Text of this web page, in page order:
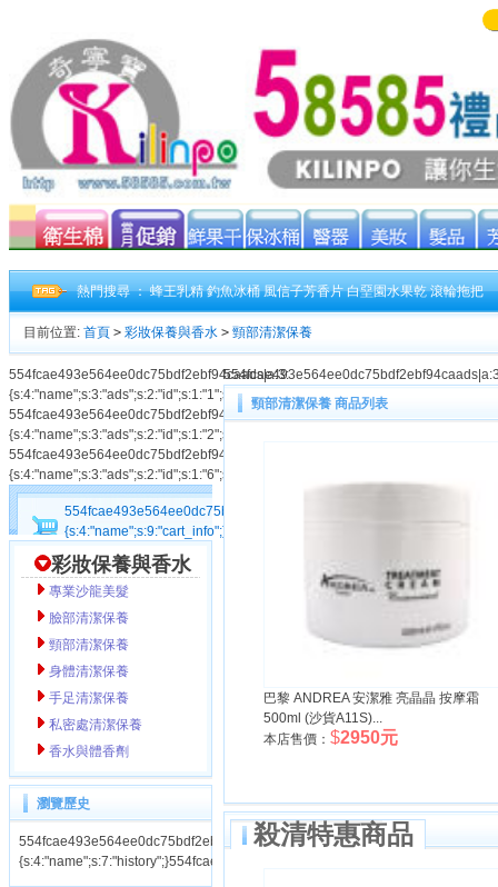
熱門搜尋 ：蜂王乳精 釣魚冰桶 風信子芳香片 白堊園水果乾 滾輪拖把
目前位置: 首頁 > 彩妝保養與香水 > 頸部清潔保養
554fcae493e564ee0dc75bdf2ebf94caads|a:3:
554fcae493e564ee0dc75bdf2ebf94caads|a:3:
554fcae493e564ee0dc75bdf2ebf94caads|a:3:
554fcae493e564ee0dc75bdf2ebf94cacart_info|a:1:
{s:4:"name";s:9:"cart_info";}554fcae493e564ee0dc75bdf2ebf94ca
彩妝保養與香水
專業沙龍美髮
臉部清潔保養
頸部清潔保養
身體清潔保養
手足清潔保養
私密處清潔保養
香水與體香劑
瀏覽歷史
554fcae493e564ee0dc75bdf2ebf94cahistory|a:1:
{s:4:"name";s:7:"history";}554fcae493e564ee0dc75bdf2ebf94ca
頸部清潔保養 商品列表
巴黎 ANDREA 安潔雅 亮晶晶 按摩霜
500ml (沙貨A11S)...
本店售價： $2950元
殺清特惠商品